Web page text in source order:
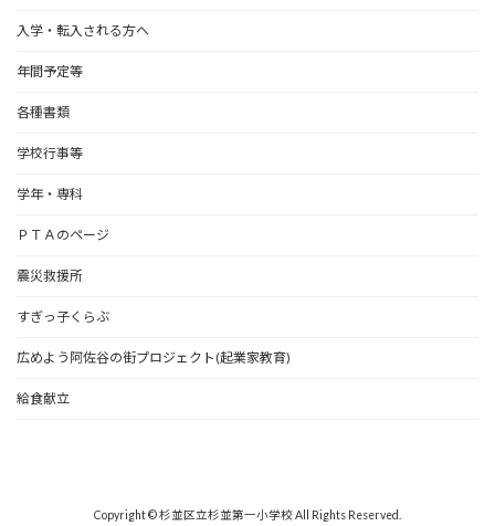
入学・転入される方へ
年間予定等
各種書類
学校行事等
学年・専科
ＰＴＡのページ
震災救援所
すぎっ子くらぶ
広めよう阿佐谷の街プロジェクト(起業家教育)
給食献立
Copyright © 杉並区立杉並第一小学校 All Rights Reserved.